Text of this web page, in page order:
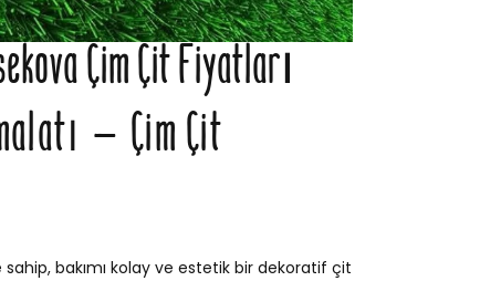
Çim Çit Fiyatları
– Çim Çit
bakımı kolay ve estetik bir dekoratif çit